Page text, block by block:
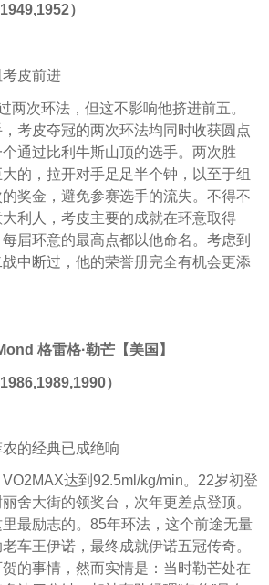
）
皮前进
两次环法，但这不影响他挤进前五。
考皮夺冠的两次环法均同时收获圆点
通过比利牛斯山顶的选手。两次胜
的，拉开对手足足半个钟，以至于组
奖金，避免参赛选手的流失。不得不
利人，考皮主要的成就在环意取得
每届环意的最高点都以他命名。考虑到
中断过，他的荣誉册完全有机会更添
格雷格·勒芒【美国】
）
的经典已成绝响
达到92.5ml/kg/min。22岁初登
舍大街的领奖台，次年更差点登顶。
最励志的。85年环法，这个前途无量
车王伊诺，最终成就伊诺五冠传奇。
的事情，然而实情是：当时勒芒处在